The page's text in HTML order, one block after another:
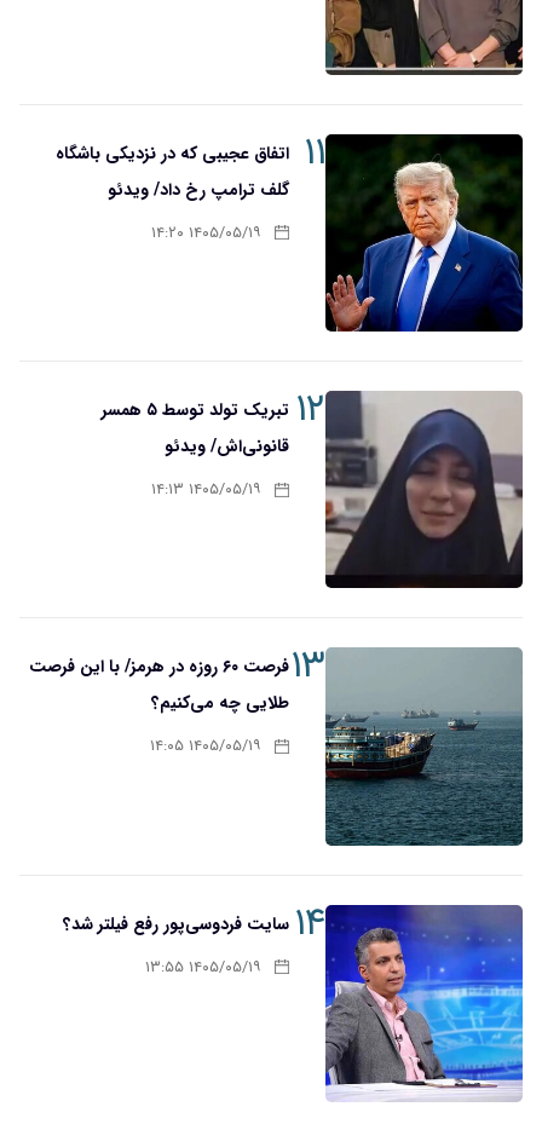
۱۱
اتفاق عجیبی که در نزدیکی باشگاه
گلف ترامپ رخ داد/ ویدئو
۱۴۰۵/۰۵/۱۹ ۱۴:۲۰
۱۲
تبریک تولد توسط ۵ همسر
قانونی‌اش/ ویدئو
۱۴۰۵/۰۵/۱۹ ۱۴:۱۳
۱۳
فرصت ۶۰ روزه در هرمز/ با این فرصت
طلایی چه می‌کنیم؟
۱۴۰۵/۰۵/۱۹ ۱۴:۰۵
۱۴ سایت فردوسی‌پور رفع فیلتر شد؟
۱۴۰۵/۰۵/۱۹ ۱۳:۵۵